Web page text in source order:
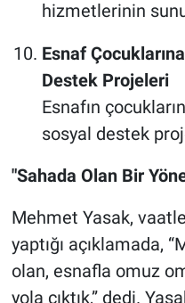
hizmetlerinin
Esnaf
Destek Projeleri
Esnafın
sosyal destek
"Sahada Olan Bir
Mehmet Yasak,
yaptığı açıklamada,
olan, esnafla omuz
yola çıktık,” dedi.